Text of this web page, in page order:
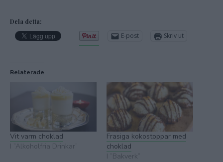
Dela detta:
E-post Skriv ut
Relaterade
Vit varm choklad
I ”Alkoholfria Drinkar”
Frasiga kokostoppar med
choklad
I ”Bakverk”